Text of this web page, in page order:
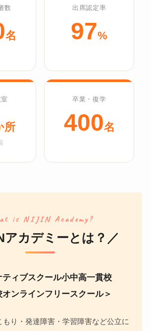
数
名
出席認定率
97%
所
卒業・復学
400名
is NIJIN Academy?
アカデミーとは？／
ティブスクール小中高一貫校
オンラインフリースクール＞
もり・発達障害・学習障害など公立に